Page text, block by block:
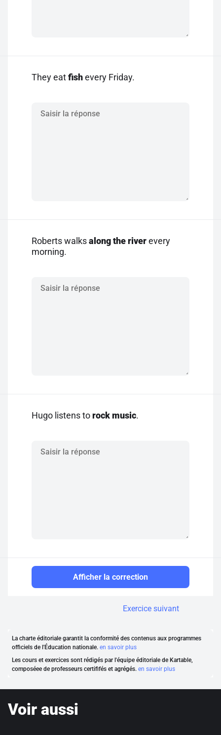
They eatfishevery Friday.
Roberts walksalong the riverevery
morning.
Hugo listens torock music.
Afficher la correction
Exercice suivant
La charte éditoriale garantit la conformité des contenus aux programmes
officiels de l'Éducation nationale. en savoir plus
Les cours et exercices sont rédigés par l'équipe éditoriale de Kartable,
composéee de professeurs certififés et agrégés. en savoir plus
Voir aussi